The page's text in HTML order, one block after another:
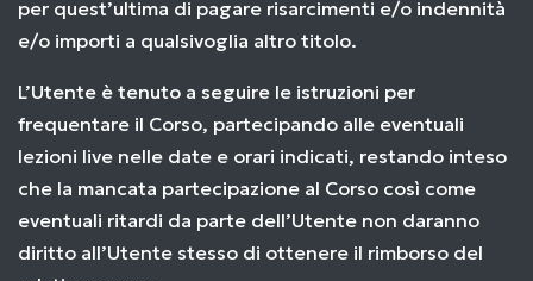
per quest’ultima di pagare risarcimenti e/o indennità
e/o importi a qualsivoglia altro titolo.
L’Utente è tenuto a seguire le istruzioni per
frequentare il Corso, partecipando alle eventuali
lezioni live nelle date e orari indicati, restando inteso
che la mancata partecipazione al Corso così come
eventuali ritardi da parte dell’Utente non daranno
diritto all’Utente stesso di ottenere il rimborso del